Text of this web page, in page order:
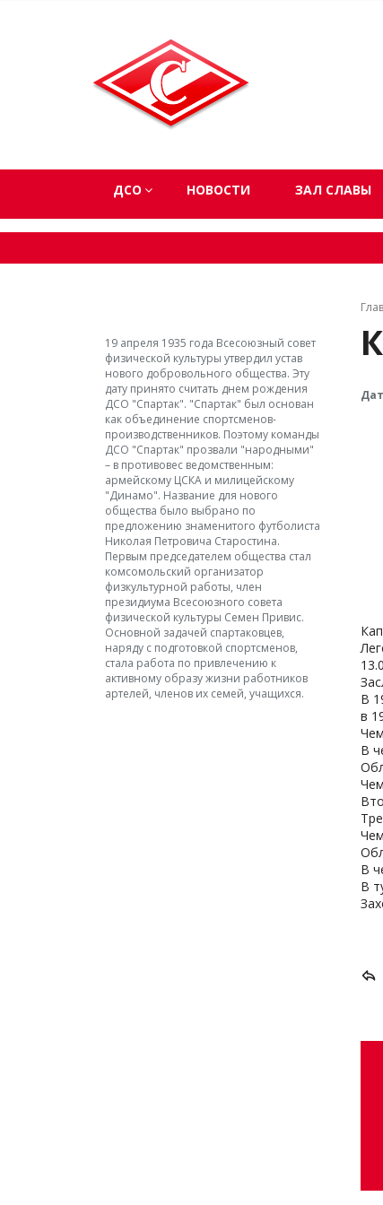
ДСО НОВОСТИ ЗАЛ СЛАВЫ
В
в
В
В
В
19 апреля 1935 года Всесоюзный совет
физической культуры утвердил устав
нового добровольного общества. Эту
дату принято считать днем рождения
ДСО "Спартак". "Спартак" был основан
как объединение спортсменов-
производственников. Поэтому команды
ДСО "Спартак" прозвали "народными"
– в противовес ведомственным:
армейскому ЦСКА и милицейскому
"Динамо". Название для нового
общества было выбрано по
предложению знаменитого футболиста
Николая Петровича Старостина.
Первым председателем общества стал
комсомольский организатор
физкультурной работы, член
президиума Всесоюзного совета
физической культуры Семен Привис.
Основной задачей спартаковцев,
наряду с подготовкой спортсменов,
стала работа по привлечению к
активному образу жизни работников
артелей, членов их семей, учащихся.